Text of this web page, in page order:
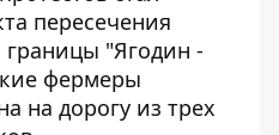
пересечения
границы "Ягодин -
фермеры
на дорогу из трех